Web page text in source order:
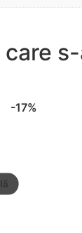
-17%